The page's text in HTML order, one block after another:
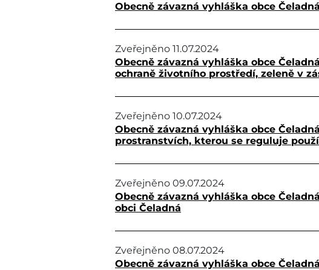
Obecně závazná vyhláška obce
Zveřejněno 11.07.2024
Obecně závazná vyhláška obce
ochraně životního prostředí, zeleně v
Zveřejněno 10.07.2024
Obecně závazná vyhláška obce
prostranstvích, kterou se reguluje
Zveřejněno 09.07.2024
Obecně závazná vyhláška obce
obci Čeladná
Zveřejněno 08.07.2024
Obecně závazná vyhláška obce